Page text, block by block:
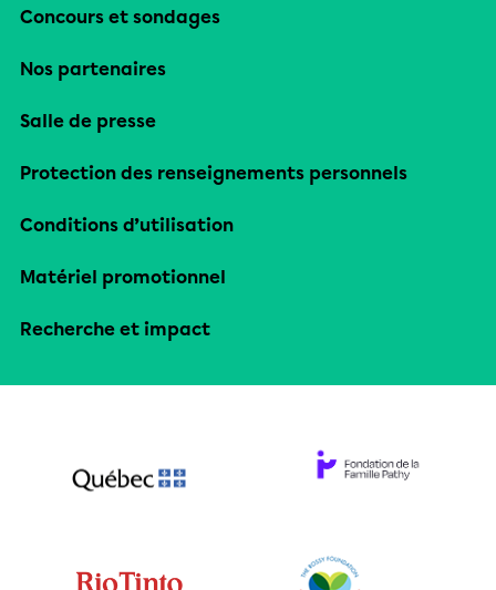
Concours et sondages
Nos partenaires
Salle de presse
Protection des renseignements personnels
Conditions d’utilisation
Matériel promotionnel
Recherche et impact